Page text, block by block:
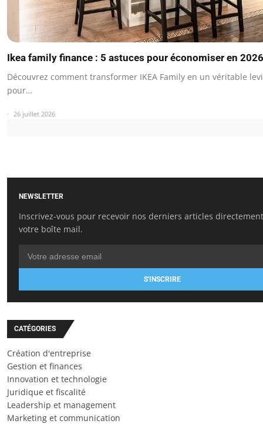
Ikea family finance : 5 astuces pour économiser en 2026
Découvrez comment transformer IKEA Family en un véritable
pour…
26 juillet 2026
NEWSLETTER
Inscrivez-vous pour recevoir nos derniers articles
votre boîte mail.
S'INSCRIRE
CATÉGORIES
Création d'entreprise
Gestion et finances
Innovation et technologie
Juridique et fiscalité
Leadership et management
Marketing et communication